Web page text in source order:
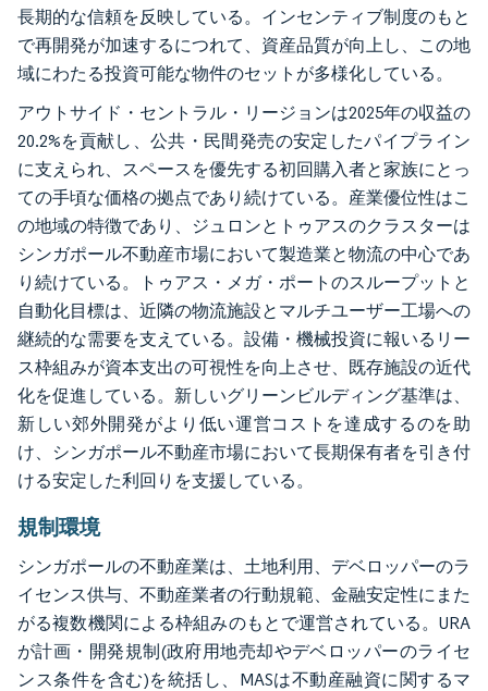
長期的な信頼を反映している。インセンティブ制度のもと
で再開発が加速するにつれて、資産品質が向上し、この地
域にわたる投資可能な物件のセットが多様化している。
アウトサイド・セントラル・リージョンは2025年の収益の
20.2%を貢献し、公共・民間発売の安定したパイプライン
に支えられ、スペースを優先する初回購入者と家族にとっ
ての手頃な価格の拠点であり続けている。産業優位性はこ
の地域の特徴であり、ジュロンとトゥアスのクラスターは
シンガポール不動産市場において製造業と物流の中心であ
り続けている。トゥアス・メガ・ポートのスループットと
自動化目標は、近隣の物流施設とマルチユーザー工場への
継続的な需要を支えている。設備・機械投資に報いるリー
ス枠組みが資本支出の可視性を向上させ、既存施設の近代
化を促進している。新しいグリーンビルディング基準は、
新しい郊外開発がより低い運営コストを達成するのを助
け、シンガポール不動産市場において長期保有者を引き付
ける安定した利回りを支援している。
規制環境
シンガポールの不動産業は、土地利用、デベロッパーのラ
イセンス供与、不動産業者の行動規範、金融安定性にまた
がる複数機関による枠組みのもとで運営されている。URA
が計画・開発規制(政府用地売却やデベロッパーのライセ
ンス条件を含む)を統括し、MASは不動産融資に関するマ